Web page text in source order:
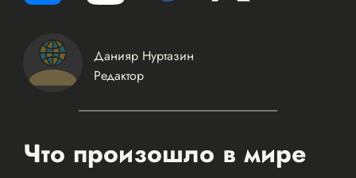
Данияр Нуртазин
Редактор
Что произошло в мире